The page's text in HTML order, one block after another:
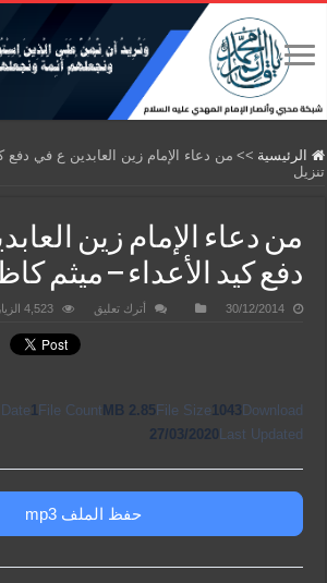
الرئيسية >> من دعاء الإمام زين العابدين ع في دفع
تنزيل
من دعاء الإمام زين
دفع كيد الأعداء – ميثم
30/12/2014 أترك تعليق 4,523 الزيارات
Download
1043
File Size
2.85 MB
File Count
1
Last Updated
27/03/2020
حفظ الملف mp3